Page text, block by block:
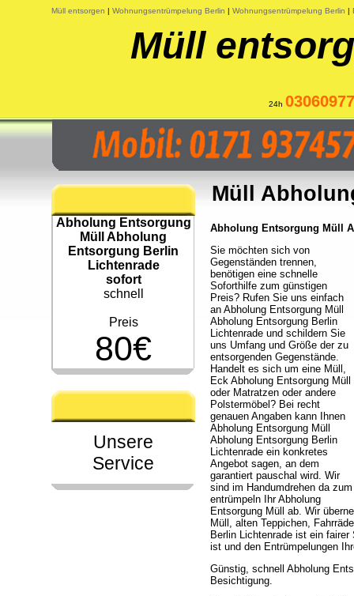
Müll entsorgen | Wohnungsentrümpelung Berlin | Wohnungsentrümpelung Berlin |
Müll
24h
Abholung Entsorgung
Müll Abholung
Entsorgung Berlin
Lichtenrade
sofort
schnell
Preis
80€
Unsere
Service
Müll
Abholung Entsorgung Müll
Sie möchten sich von
Gegenständen trennen,
benötigen eine schnelle
Soforthilfe zum günstigen
Preis? Rufen Sie uns einfach
an Abholung Entsorgung Müll
Abholung Entsorgung Berlin
Lichtenrade und schildern Sie
uns Umfang und Größe der zu
entsorgenden Gegenstände.
Handelt es sich um eine Müll,
Eck Abholung Entsorgung Müll
oder Matratzen oder andere
Polstermöbel? Bei recht
genauen Angaben kann Ihnen
Abholung Entsorgung Müll
Abholung Entsorgung Berlin
Lichtenrade ein konkretes
Angebot sagen, an dem
garantiert pauschal wird. Wir
sind im Handumdrehen da zum
entrümpeln Ihr Abholung
Entsorgung Müll ab. Wir
Müll, alten Teppichen,
Berlin Lichtenrade ist ein
ist und den Entrümpelungen
Günstig, schnell Abholung
Besichtigung.